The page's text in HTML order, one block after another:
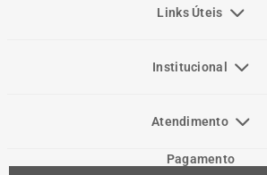
Links Úteis
Institucional
Atendimento
Pagamento